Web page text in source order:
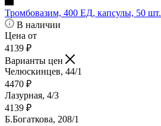
Тромбовазим, 400 ЕД, капсулы, 50 шт.
В наличии
Цена от
4139 ₽
Варианты цен
Челюскинцев, 44/1
4470 ₽
Лазурная, 4/3
4139 ₽
Б.Богаткова, 208/1